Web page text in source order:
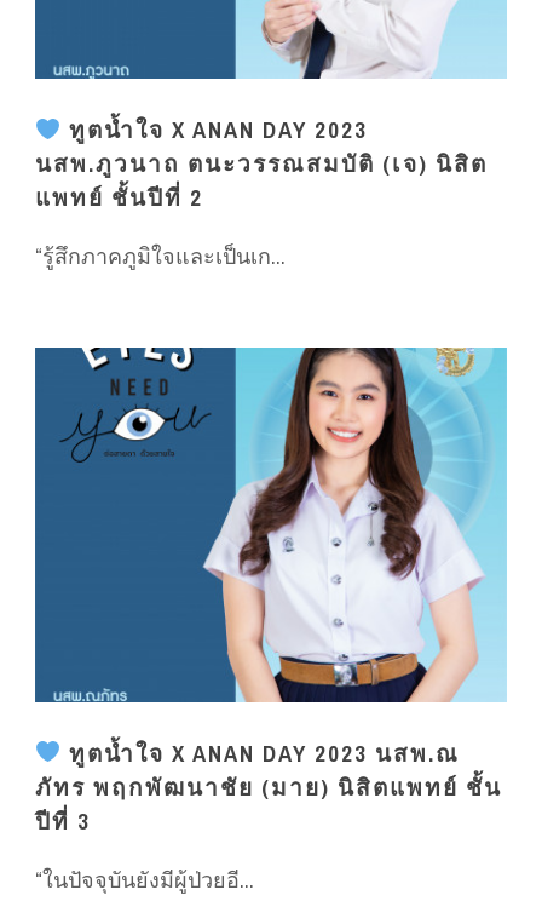
ทูตน้ำใจ X ANAN DAY 2023
นสพ.ภูวนาถ ตนะวรรณสมบัติ (เจ) นิสิต
แพทย์ ชั้นปีที่ 2
“รู้สึกภาคภูมิใจและเป็นเก...
ทูตน้ำใจ X ANAN DAY 2023 นสพ.ณ
ภัทร พฤกพัฒนาชัย (มาย) นิสิตแพทย์ ชั้น
ปีที่ 3
“ในปัจจุบันยังมีผู้ป่วยอี...